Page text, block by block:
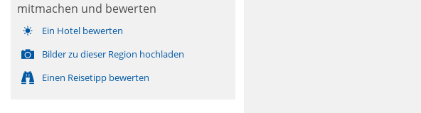
mitmachen und bewerten
Ein Hotel bewerten
Bilder zu dieser Region hochladen
Einen Reisetipp bewerten